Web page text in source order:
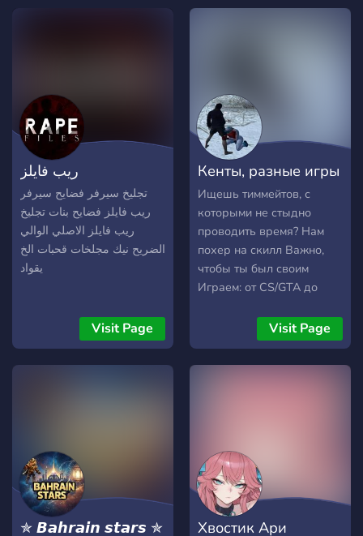
는 소소한 이벤트도 진행 중
👥 이런 분들을 환영합니다
🎮 스팀 게임을 자주 플레이
하시는 분 🎲 특정 게임에 묶
이지 않고 다양하게 즐기시
는 분 🤝 함께 플레이할 친구
가 필요한 분 🎧 디스코드를
켜두고 대화하며 게임하는
걸 좋아하시는 분 🌱 아직 완
성형 서버는 아니지만, 함께
OPEN 🌙 관리진 상주 운영
으로 처음 오신 분들도 편하
على كيفكم علينه عيينيي
ريب فايلز
تجليخ سيرفر فضايح سيرفر
ريب فايلز فضايح بنات تجليخ
ريب فايلز الاصلي الوالي
الضريح نيك مجلخات قحبات الخ
يقواد
Visit Page
Кенты, разные игры
и сборки
Ищешь тиммейтов, с
которыми не стыдно
проводить время? Нам
похер на скилл Важно,
чтобы ты был своим
Играем: от CS/GTA до
Помогаем с лагами и с ПК
Нам всем по 13–15 лет —
чистая жиза, рофлы и
Visit Page
✯ 𝘽𝙖𝙝𝙧𝙖𝙞𝙣 𝙨𝙩𝙖𝙧𝙨 ✯ Хвостик Ари